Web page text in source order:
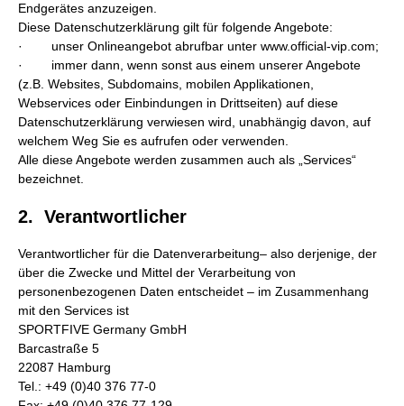
Endgerätes anzuzeigen.
Diese Datenschutzerklärung gilt für folgende Angebote:
· unser Onlineangebot abrufbar unter www.official-vip.com;
· immer dann, wenn sonst aus einem unserer Angebote
(z.B. Websites, Subdomains, mobilen Applikationen,
Webservices oder Einbindungen in Drittseiten) auf diese
Datenschutzerklärung verwiesen wird, unabhängig davon, auf
welchem Weg Sie es aufrufen oder verwenden.
Alle diese Angebote werden zusammen auch als „Services“
bezeichnet.
2. Verantwortlicher
Verantwortlicher für die Datenverarbeitung– also derjenige, der
über die Zwecke und Mittel der Verarbeitung von
personenbezogenen Daten entscheidet – im Zusammenhang
mit den Services ist
SPORTFIVE Germany GmbH
Barcastraße 5
22087 Hamburg
Tel.: +49 (0)40 376 77-0